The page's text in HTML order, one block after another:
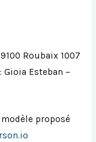
Roubaix 1007
Gioia Esteban –
proposé